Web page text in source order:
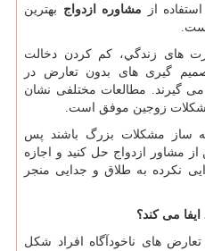
از مشاوره ازدواج بهترین
های زندگي، کم کردن دخالت
گیری های بدون تعارض در
گیرند. مطالعات مختلفی نشان
زوجین موفق است.
ساز مشکلات بزرگ باشند پس
مشاور ازدواج حل کنید و اجازه
نکرده به طلاق و جدایی منجر
می کند؟
های ناخودآگاه افراد شکل